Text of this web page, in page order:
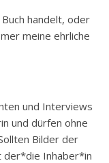
handelt, oder
meine ehrliche
und Interviews
und dürfen ohne
Bilder der
der*die Inhaber*in